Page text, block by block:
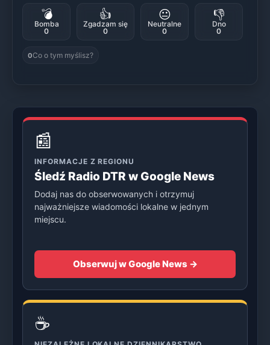
💣
Bomba
0
👍
Zgadzam się
0
😐
Neutralne
0
👎
Dno
0
0Co o tym myślisz?
📰
INFORMACJE Z REGIONU
Śledź Radio DTR w Google News
Dodaj nas do obserwowanych i otrzymuj
najważniejsze wiadomości lokalne w jednym
miejscu.
Obserwuj w Google News →
☕